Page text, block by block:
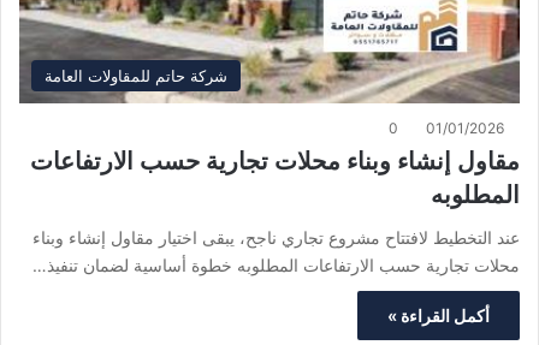
شركة حاتم للمقاولات العامة
01/01/2026
0
مقاول إنشاء وبناء محلات تجارية حسب الارتفاعات
المطلوبه
عند التخطيط لافتتاح مشروع تجاري ناجح، يبقى اختيار مقاول إنشاء وبناء
محلات تجارية حسب الارتفاعات المطلوبه خطوة أساسية لضمان تنفيذ…
أكمل القراءة »